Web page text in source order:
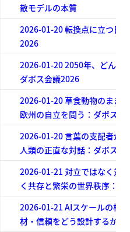
散モデルの本質
2026-01-20 転換点に立つ日
2026
2026-01-20 2050年、どん
ダボス会議2026
2026-01-20 草食動物のまま
欧州の自立を問う：ダボス会
2026-01-20 言葉の支配者が
人類の正直な対話：ダボス会
2026-01-21 対立ではなく対
く共存と繁栄の世界秩序：ダ
2026-01-21 AIスケールの核
材・信頼をどう設計するか：